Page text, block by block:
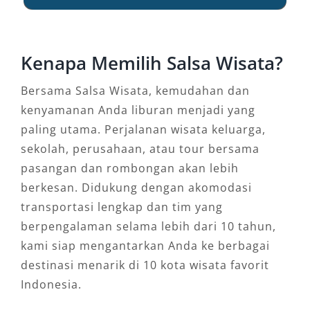
penyebrangan Ferry yaitu Pelabuhan Lembar
Pelabuhan Kayangan di timur pulau Lombok.
Untuk sampai ke pusat Kota Mataram, Anda
bisa menggunakan kendaraan umum seperti
Taksi dan Bus Damri. Dengan waktu tempuh
sekitar 45 menit dari bandara, Anda sudah tiba
di Kota Mataram.
Kebanyakan wisatawan yang menuju Lombok
menggunakan paket tour Lombok murah yang
disediakan agen perjalanan. Selain karena
lebih mudah, tour wisata ke Lombok akan lebih
aman dan nyaman.
Kenapa Memilih Salsa Wisata?
Bersama Salsa Wisata, kemudahan dan
kenyamanan Anda liburan menjadi yang
paling utama. Perjalanan wisata keluarga,
sekolah, perusahaan, atau tour bersama
pasangan dan rombongan akan lebih
berkesan. Didukung dengan akomodasi
transportasi lengkap dan tim yang
berpengalaman selama lebih dari 10 tahun,
kami siap mengantarkan Anda ke berbagai
destinasi menarik di 10 kota wisata favorit
Indonesia.